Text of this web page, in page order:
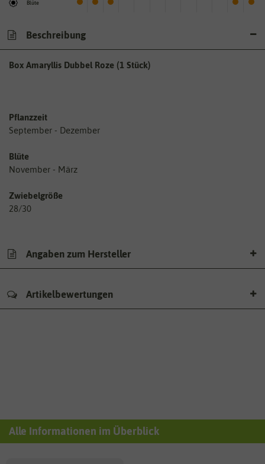
Blüte
Beschreibung
Box Amaryllis Dubbel Roze (1 Stück)
Pflanzzeit
September - Dezember
Blüte
November - März
Zwiebelgröße
28/30
Angaben zum Hersteller
Artikelbewertungen
Alle Informationen im Überblick